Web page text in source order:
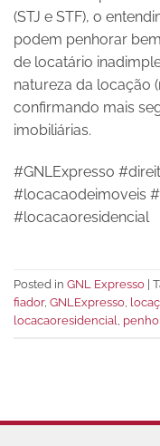
(STJ e STF), o
podem penhorar
de locatário
natureza da locação
confirmando mais
imobiliárias.
#GNLExpresso
#locacaodeimoveis
#locacaoresidencial
Posted in GNL Expresso
fiador, GNLExpresso,
locacaoresidencial,